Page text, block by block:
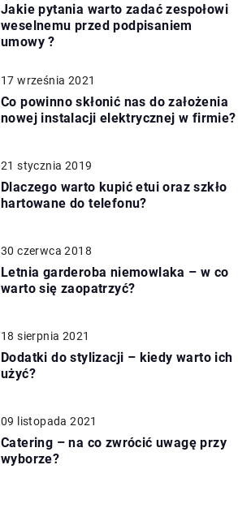
Jakie pytania warto zadać zespołowi
weselnemu przed podpisaniem
umowy ?
17 września 2021
Co powinno skłonić nas do założenia
nowej instalacji elektrycznej w firmie?
21 stycznia 2019
Dlaczego warto kupić etui oraz szkło
hartowane do telefonu?
30 czerwca 2018
Letnia garderoba niemowlaka – w co
warto się zaopatrzyć?
18 sierpnia 2021
Dodatki do stylizacji – kiedy warto ich
użyć?
09 listopada 2021
Catering – na co zwrócić uwagę przy
wyborze?